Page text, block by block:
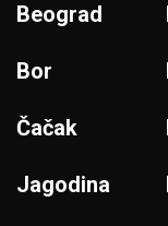
Beograd
Bor
Čačak
Jagodina